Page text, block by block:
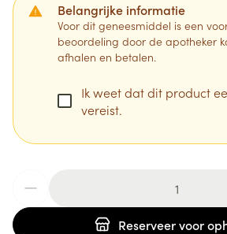
Belangrijke informatie
Voor dit geneesmiddel is een
beoordeling door de apotheker
afhalen en betalen.
Ik weet dat dit product
vereist.
Reserveervoor